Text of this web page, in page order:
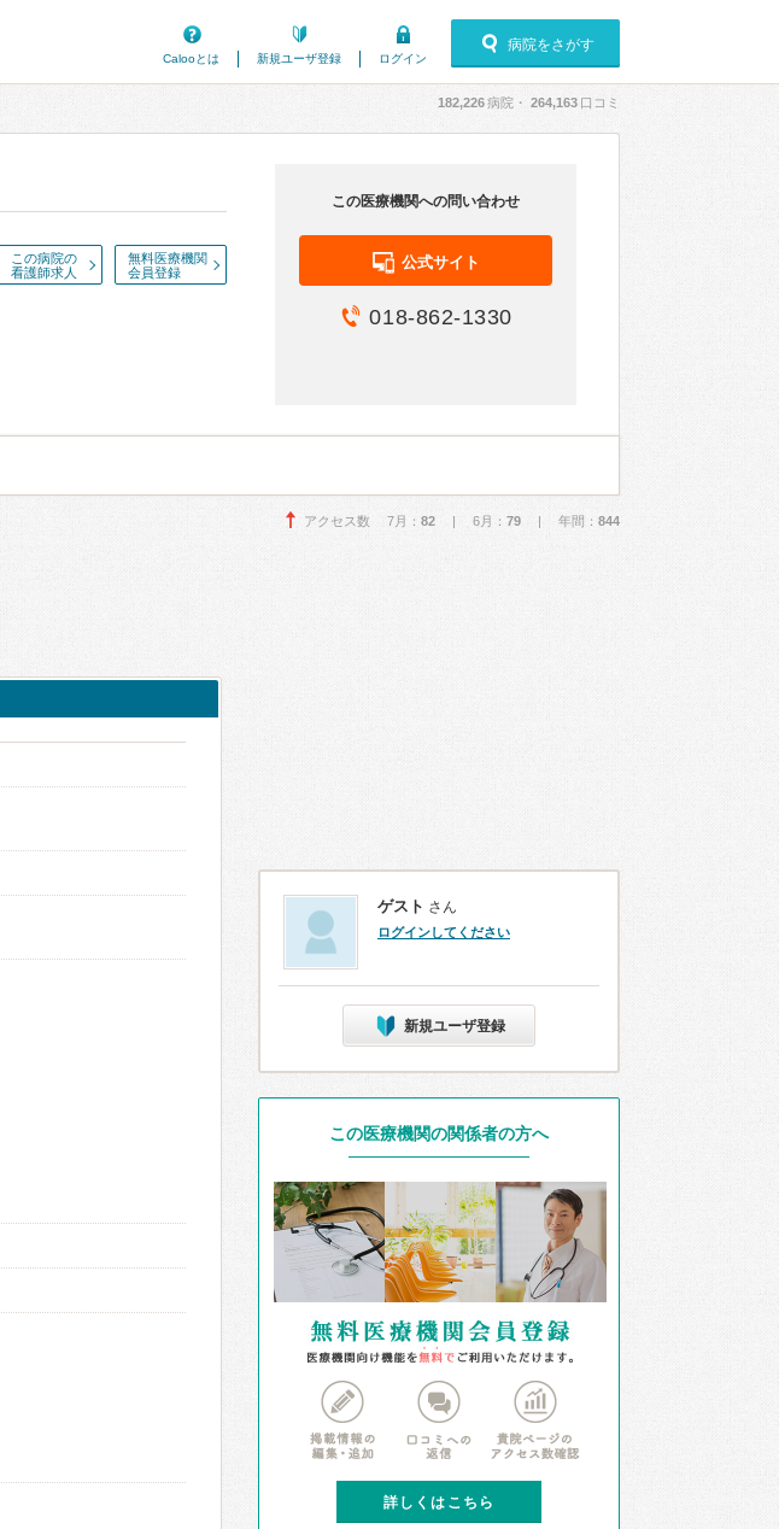
Calooとは
新規ユーザ登録 ログイン
病院をさがす
182,226病院・ 264,163 口コミ
この病院の
看護師求人
無料医療機関
会員登録
この医療機関への問い合わせ
公式サイト
018-862-1330
アクセス数 7月： 82 | 6月： 79 | 年間： 844
ゲスト さん
ログインしてください
新規ユーザ登録
この医療機関の関係者の方へ
詳しくはこちら